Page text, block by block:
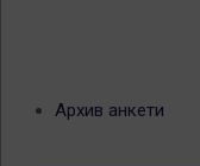
Архив анкети